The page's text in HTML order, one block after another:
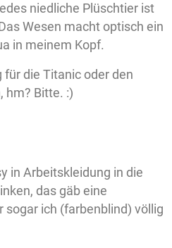
niedliche Plüschtier ist
Wesen macht optisch ein
in meinem Kopf.
für die Titanic oder den
hm? Bitte. :)
in Arbeitskleidung in die
das gäb eine
sogar ich (farbenblind) völlig